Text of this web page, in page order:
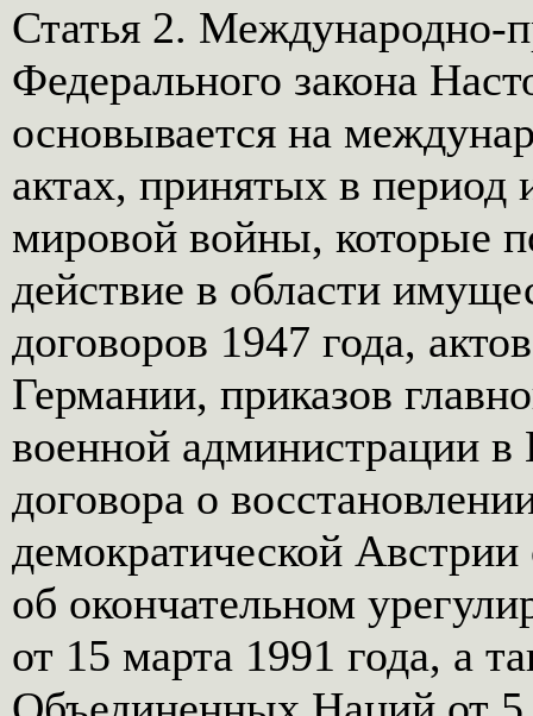
Статья 2. Международно-
Федерального закона
основывается на
актах, принятых в период
мировой войны, которые
действие в области
договоров 1947 года,
Германии, приказов
военной администрации в
договора о
демократической
об окончательном
от 15 марта 1991 года, а